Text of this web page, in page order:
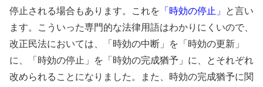
停止される場合もあります。これを 「時効の停止」
と言い
ます。こういった専門的な法律用語はわかりにくいので、
改正民法においては、「時効の中断」を「時効の更新」
に、「時効の停止」を「時効の完成猶予」に、とそれぞれ
改められることになりました。また、時効の完成猶予に関